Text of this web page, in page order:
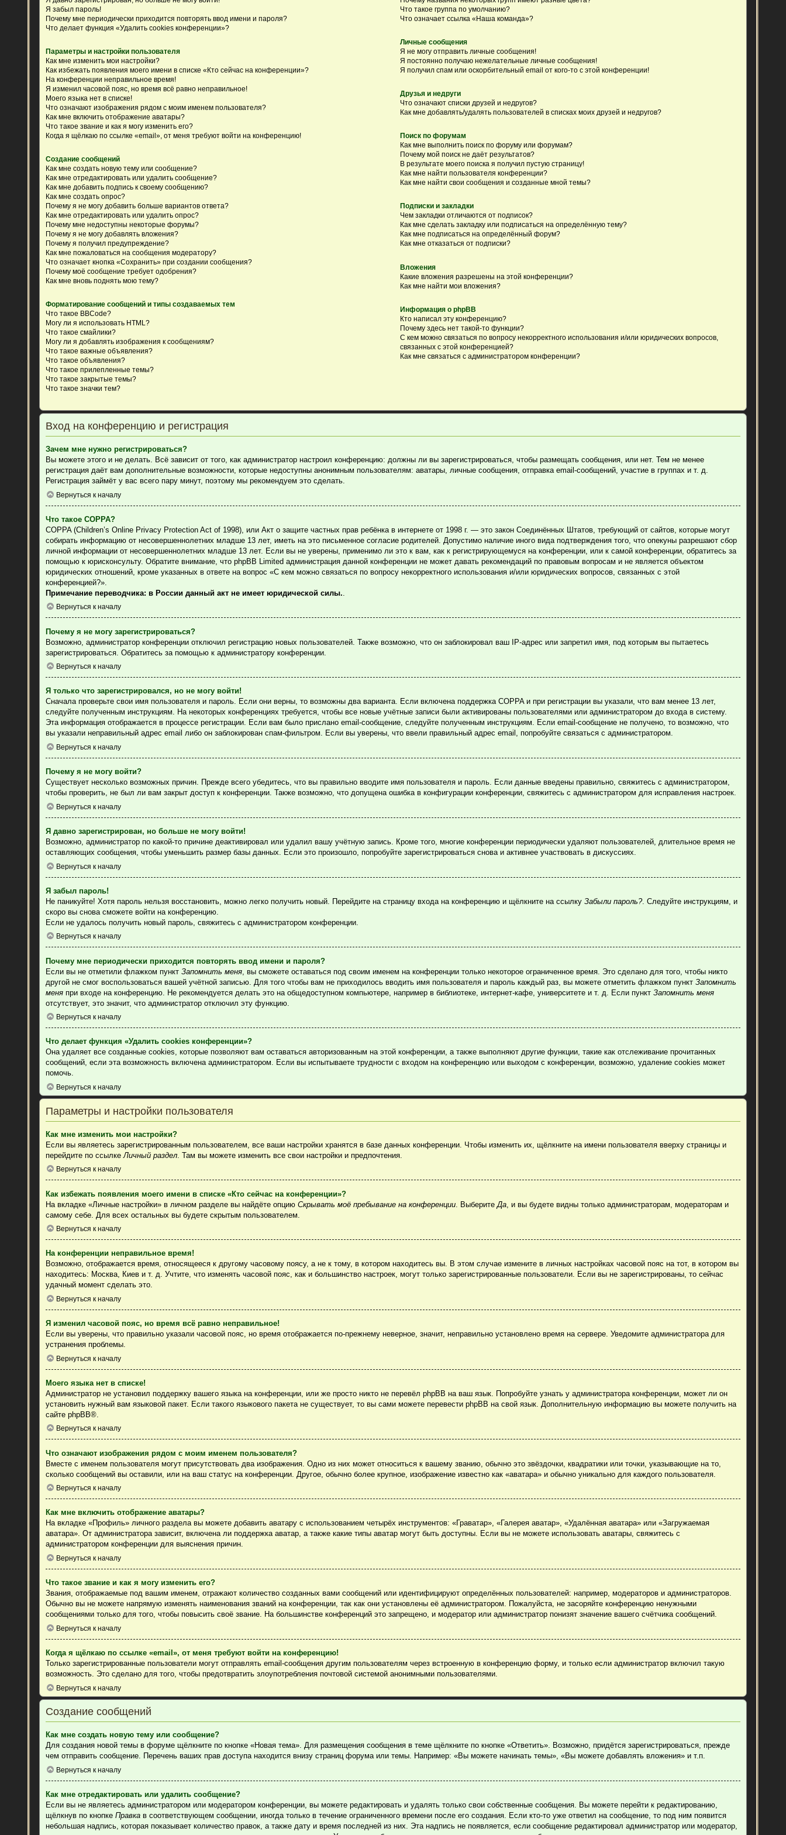
Я забыл пароль!
Почему мне периодически приходится повторять ввод имени и пароля?
Что делает функция «Удалить cookies конференции»?
Параметры и настройки пользователя
Как мне изменить мои настройки?
Как избежать появления моего имени в списке «Кто сейчас на конференции»?
На конференции неправильное время!
Я изменил часовой пояс, но время всё равно неправильное!
Моего языка нет в списке!
Что означают изображения рядом с моим именем пользователя?
Как мне включить отображение аватары?
Что такое звание и как я могу изменить его?
Когда я щёлкаю по ссылке «email», от меня требуют войти на конференцию!
Создание сообщений
Как мне создать новую тему или сообщение?
Как мне отредактировать или удалить сообщение?
Как мне добавить подпись к своему сообщению?
Как мне создать опрос?
Почему я не могу добавить больше вариантов ответа?
Как мне отредактировать или удалить опрос?
Почему мне недоступны некоторые форумы?
Почему я не могу добавлять вложения?
Почему я получил предупреждение?
Как мне пожаловаться на сообщения модератору?
Что означает кнопка «Сохранить» при создании сообщения?
Почему моё сообщение требует одобрения?
Как мне вновь поднять мою тему?
Форматирование сообщений и типы создаваемых тем
Что такое BBCode?
Могу ли я использовать HTML?
Что такое смайлики?
Могу ли я добавлять изображения к сообщениям?
Что такое важные объявления?
Что такое объявления?
Что такое прилепленные темы?
Что такое закрытые темы?
Что такое значки тем?
Что такое группа по умолчанию?
Что означает ссылка «Наша команда»?
Личные сообщения
Я не могу отправить личные сообщения!
Я постоянно получаю нежелательные личные сообщения!
Я получил спам или оскорбительный email от кого-то с этой конференции!
Друзья и недруги
Что означают списки друзей и недругов?
Как мне добавлять/удалять пользователей в списках моих друзей и недругов?
Поиск по форумам
Как мне выполнить поиск по форуму или форумам?
Почему мой поиск не даёт результатов?
В результате моего поиска я получил пустую страницу!
Как мне найти пользователя конференции?
Как мне найти свои сообщения и созданные мной темы?
Подписки и закладки
Чем закладки отличаются от подписок?
Как мне сделать закладку или подписаться на определённую тему?
Как мне подписаться на определённый форум?
Как мне отказаться от подписки?
Вложения
Какие вложения разрешены на этой конференции?
Как мне найти мои вложения?
Информация о phpBB
Кто написал эту конференцию?
Почему здесь нет такой-то функции?
С кем можно связаться по вопросу некорректного использования и/или юридических вопросов,
связанных с этой конференцией?
Как мне связаться с администратором конференции?
Вход на конференцию и регистрация
Зачем мне нужно регистрироваться?
Вы можете этого и не делать. Всё зависит от того, как администратор настроил конференцию: должны ли вы зарегистрироваться, чтобы размещать сообщения, или нет. Тем не менее
регистрация даёт вам дополнительные возможности, которые недоступны анонимным пользователям: аватары, личные сообщения, отправка email-сообщений, участие в группах и т. д.
Регистрация займёт у вас всего пару минут, поэтому мы рекомендуем это сделать.
Вернуться к началу
Что такое COPPA?
COPPA (Children’s Online Privacy Protection Act of 1998), или Акт о защите частных прав ребёнка в интернете от 1998 г. — это закон Соединённых Штатов, требующий от сайтов, которые могут
собирать информацию от несовершеннолетних младше 13 лет, иметь на это письменное согласие родителей. Допустимо наличие иного вида подтверждения того, что опекуны разрешают сбор
личной информации от несовершеннолетних младше 13 лет. Если вы не уверены, применимо ли это к вам, как к регистрирующемуся на конференции, или к самой конференции, обратитесь за
помощью к юрисконсульту. Обратите внимание, что phpBB Limited администрация данной конференции не может давать рекомендаций по правовым вопросам и не является объектом
юридических отношений, кроме указанных в ответе на вопрос «С кем можно связаться по вопросу некорректного использования и/или юридических вопросов, связанных с этой
конференцией?».
Примечание переводчика: в России данный акт не имеет юридической силы.
Вернуться к началу
Почему я не могу зарегистрироваться?
Возможно, администратор конференции отключил регистрацию новых пользователей. Также возможно, что он заблокировал ваш IP-адрес или запретил имя, под которым вы пытаетесь
зарегистрироваться. Обратитесь за помощью к администратору конференции.
Вернуться к началу
Я только что зарегистрировался, но не могу войти!
Сначала проверьте свои имя пользователя и пароль. Если они верны, то возможны два варианта. Если включена поддержка COPPA и при регистрации вы указали, что вам менее 13 лет,
следуйте полученным инструкциям. На некоторых конференциях требуется, чтобы все новые учётные записи были активированы пользователями или администратором до входа в систему.
Эта информация отображается в процессе регистрации. Если вам было прислано email-сообщение, следуйте полученным инструкциям. Если email-сообщение не получено, то возможно, что
вы указали неправильный адрес email либо он заблокирован спам-фильтром. Если вы уверены, что ввели правильный адрес email, попробуйте связаться с администратором.
Вернуться к началу
Почему я не могу войти?
Существует несколько возможных причин. Прежде всего убедитесь, что вы правильно вводите имя пользователя и пароль. Если данные введены правильно, свяжитесь с администратором,
чтобы проверить, не был ли вам закрыт доступ к конференции. Также возможно, что допущена ошибка в конфигурации конференции, свяжитесь с администратором для исправления настроек.
Вернуться к началу
Я давно зарегистрирован, но больше не могу войти!
Возможно, администратор по какой-то причине деактивировал или удалил вашу учётную запись. Кроме того, многие конференции периодически удаляют пользователей, длительное время не
оставляющих сообщения, чтобы уменьшить размер базы данных. Если это произошло, попробуйте зарегистрироваться снова и активнее участвовать в дискуссиях.
Вернуться к началу
Я забыл пароль!
Не паникуйте! Хотя пароль нельзя восстановить, можно легко получить новый. Перейдите на страницу входа на конференцию и щёлкните на ссылкуЗабыли пароль?. Следуйте инструкциям, и
скоро вы снова сможете войти на конференцию.
Если не удалось получить новый пароль, свяжитесь с администратором конференции.
Вернуться к началу
Почему мне периодически приходится повторять ввод имени и пароля?
Если вы не отметили флажком пунктЗапомнить меня , вы сможете оставаться под своим именем на конференции только некоторое ограниченное время. Это сделано для того, чтобы никто
другой не смог воспользоваться вашей учётной записью. Для того чтобы вам не приходилось вводить имя пользователя и пароль каждый раз, вы можете отметить флажком пунктЗапомнить
меня при входе на конференцию. Не рекомендуется делать это на общедоступном компьютере, например в библиотеке, интернет-кафе, университете и т. д. Если пунктЗапомнить меня
отсутствует, это значит, что администратор отключил эту функцию.
Вернуться к началу
Что делает функция «Удалить cookies конференции»?
Она удаляет все созданные cookies, которые позволяют вам оставаться авторизованным на этой конференции, а также выполняют другие функции, такие как отслеживание прочитанных
сообщений, если эта возможность включена администратором. Если вы испытываете трудности с входом на конференцию или выходом с конференции, возможно, удаление cookies может
помочь.
Вернуться к началу
Параметры и настройки пользователя
Как мне изменить мои настройки?
Если вы являетесь зарегистрированным пользователем, все ваши настройки хранятся в базе данных конференции. Чтобы изменить их, щёлкните на имени пользователя вверху страницы и
перейдите по ссылкеЛичный раздел . Там вы можете изменить все свои настройки и предпочтения.
Вернуться к началу
Как избежать появления моего имени в списке «Кто сейчас на конференции»?
На вкладке «Личные настройки» в личном разделе вы найдёте опциюСкрывать моё пребывание на конференции . ВыберитеДа , и вы будете видны только администраторам, модераторам и
самому себе. Для всех остальных вы будете скрытым пользователем.
Вернуться к началу
На конференции неправильное время!
Возможно, отображается время, относящееся к другому часовому поясу, а не к тому, в котором находитесь вы. В этом случае измените в личных настройках часовой пояс на тот, в котором вы
находитесь: Москва, Киев и т. д. Учтите, что изменять часовой пояс, как и большинство настроек, могут только зарегистрированные пользователи. Если вы не зарегистрированы, то сейчас
удачный момент сделать это.
Вернуться к началу
Я изменил часовой пояс, но время всё равно неправильное!
Если вы уверены, что правильно указали часовой пояс, но время отображается по-прежнему неверное, значит, неправильно установлено время на сервере. Уведомите администратора для
устранения проблемы.
Вернуться к началу
Моего языка нет в списке!
Администратор не установил поддержку вашего языка на конференции, или же просто никто не перевёл phpBB на ваш язык. Попробуйте узнать у администратора конференции, может ли он
установить нужный вам языковой пакет. Если такого языкового пакета не существует, то вы сами можете перевести phpBB на свой язык. Дополнительную информацию вы можете получить на
сайтеphpBB®.
Вернуться к началу
Что означают изображения рядом с моим именем пользователя?
Вместе с именем пользователя могут присутствовать два изображения. Одно из них может относиться к вашему званию, обычно это звёздочки, квадратики или точки, указывающие на то,
сколько сообщений вы оставили, или на ваш статус на конференции. Другое, обычно более крупное, изображение известно как «аватара» и обычно уникально для каждого пользователя.
Вернуться к началу
Как мне включить отображение аватары?
На вкладке «Профиль» личного раздела вы можете добавить аватару с использованием четырёх инструментов: «Граватар», «Галерея аватар», «Удалённая аватара» или «Загружаемая
аватара». От администратора зависит, включена ли поддержка аватар, а также какие типы аватар могут быть доступны. Если вы не можете использовать аватары, свяжитесь с
администратором конференции для выяснения причин.
Вернуться к началу
Что такое звание и как я могу изменить его?
Звания, отображаемые под вашим именем, отражают количество созданных вами сообщений или идентифицируют определённых пользователей: например, модераторов и администраторов.
Обычно вы не можете напрямую изменять наименования званий на конференции, так как они установлены её администратором. Пожалуйста, не засоряйте конференцию ненужными
сообщениями только для того, чтобы повысить своё звание. На большинстве конференций это запрещено, и модератор или администратор понизят значение вашего счётчика сообщений.
Вернуться к началу
Когда я щёлкаю по ссылке «email», от меня требуют войти на конференцию!
Только зарегистрированные пользователи могут отправлять email-сообщения другим пользователям через встроенную в конференцию форму, и только если администратор включил такую
возможность. Это сделано для того, чтобы предотвратить злоупотребления почтовой системой анонимными пользователями.
Вернуться к началу
Создание сообщений
Как мне создать новую тему или сообщение?
Для создания новой темы в форуме щёлкните по кнопке «Новая тема». Для размещения сообщения в теме щёлкните по кнопке «Ответить». Возможно, придётся зарегистрироваться, прежде
чем отправить сообщение. Перечень ваших прав доступа находится внизу страниц форума или темы. Например: «Вы можете начинать темы», «Вы можете добавлять вложения» и т.п.
Вернуться к началу
Как мне отредактировать или удалить сообщение?
Если вы не являетесь администратором или модератором конференции, вы можете редактировать и удалять только свои собственные сообщения. Вы можете перейти к редактированию,
щёлкнув по кнопкеПравка в соответствующем сообщении, иногда только в течение ограниченного времени после его создания. Если кто-то уже ответил на сообщение, то под ним появится
небольшая надпись, которая показывает количество правок, а также дату и время последней из них. Эта надпись не появляется, если сообщение редактировал администратор или модератор,